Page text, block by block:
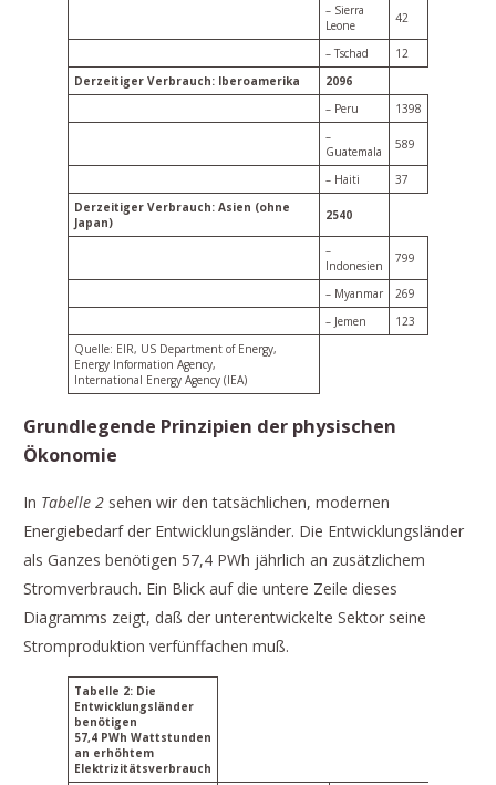
– Sierra
Leone
42
– Tschad
12
Derzeitiger Verbrauch: Iberoamerika
2096
– Peru
1398
–
Guatemala
589
– Haiti
37
Derzeitiger Verbrauch: Asien (ohne
Japan)
2540
–
Indonesien
799
– Myanmar
269
– Jemen
123
Quelle: EIR, US Department of Energy,
Energy Information Agency,
International Energy Agency (IEA)
Grundlegende Prinzipien der physischen
Ökonomie
In Tabelle 2sehen wir den tatsächlichen, modernen
Energiebedarf der Entwicklungsländer. Die Entwicklungsländer
als Ganzes benötigen 57,4 PWh jährlich an zusätzlichem
Stromverbrauch. Ein Blick auf die untere Zeile dieses
Diagramms zeigt, daß der unterentwickelte Sektor seine
Stromproduktion verfünffachen muß.
Tabelle 2: Die
Entwicklungsländer
benötigen
57,4 PWh Wattstunden
an erhöhtem
Elektrizitätsverbrauch